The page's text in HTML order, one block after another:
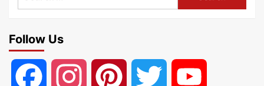
Follow Us
Facebook Instagram Pinterest Twitter